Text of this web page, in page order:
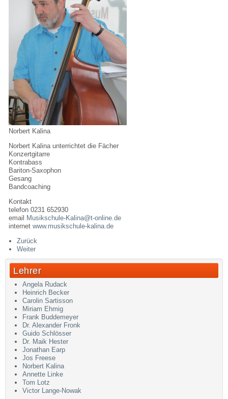
Norbert Kalina
Norbert Kalina unterrichtet die Fächer
Konzertgitarre
Kontrabass
Bariton-Saxophon
Gesang
Bandcoaching
Kontakt
telefon 0231 652930
email
Musikschule-Kalina@t-online.de
internet www.musikschule-kalina.de
Zurück
Weiter
Lehrer
Angela Rudack
Heinrich Becker
Carolin Sartisson
Miriam Ehmig
Frank Buddemeyer
Dr. Alexander Fronk
Guido Schlösser
Dr. Maik Hester
Jonathan Earp
Jos Freese
Norbert Kalina
Annette Linke
Tom Lotz
Victor Lange-Nowak